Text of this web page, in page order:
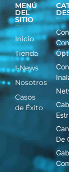
MENÚ
DEL
SITIO
Inicio
Tienda
I-News
Nosotros
Casos
de Éxito
De